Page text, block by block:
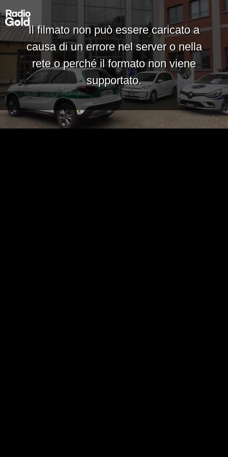
Il filmato non può essere caricato a
causa di un errore nel server o nella
rete o perché il formato non viene
supportato.